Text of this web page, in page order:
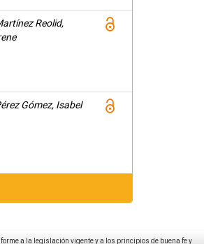
Reolid,
Gómez, Isabel
a la legislación vigente y a los principios de buena fe y